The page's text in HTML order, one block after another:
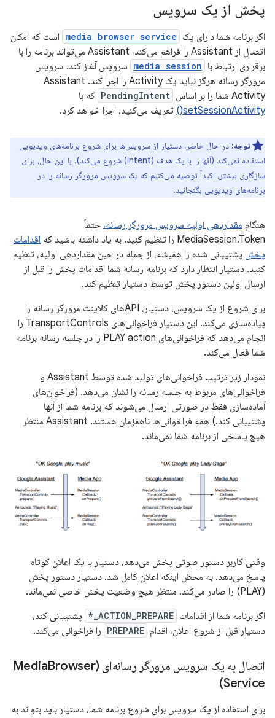
پخش از یک سرویس
اگر برنامه شما دارای یک media browser service است که امکان
اتصال از Assistant را فراهم می‌کند، Assistant می‌تواند برنامه را با
برقراری ارتباط با media session سرویس آغاز کند. سرویس
مرورگر رسانه هرگز نباید یک Activity را اجرا کند. Assistant
Activity شما را بر اساس
PendingIntent که با
setSessionActivity()
تعریف می‌کنید، اجرا خواهد کرد.
توجه: در حال حاضر، دستیار از سرویس‌ها برای شروع برنامه‌های ویدیویی
استفاده نمی‌کند (آنها را با یک هدف (intent) شروع می‌کند). با این حال، برای
سازگاری بیشتر، اکیداً توصیه می‌کنیم که یک سرویس مرورگر رسانه را در
برنامه‌های ویدیویی بگنجانید.
هنگام مقداردهی اولیه سرویس مرورگر رسانه، حتماً
MediaSession.Token را تنظیم کنید. به یاد داشته باشید که
اقدامات
پخش پشتیبانی شده را همیشه، از جمله در حین مقداردهی اولیه، تنظیم
کنید. دستیار انتظار دارد که برنامه رسانه شما اقدامات پخش را قبل از
ارسال اولین دستور پخش توسط دستیار تنظیم کند.
برای شروع از یک سرویس، دستیار، APIهای کلاینت مرورگر رسانه را
پیاده‌سازی می‌کند. این دستیار فراخوانی‌های TransportControls را
انجام می‌دهد که فراخوانی‌های PLAY action را در جلسه رسانه برنامه
شما فعال می‌کند.
نمودار زیر ترتیب فراخوانی‌های تولید شده توسط Assistant و
فراخوانی‌های مربوط به جلسه رسانه را نشان می‌دهد. (فراخوان‌های
آماده‌سازی فقط در صورتی ارسال می‌شوند که برنامه شما از آنها
پشتیبانی کند.) همه فراخوانی‌ها ناهمزمان هستند. Assistant منتظر
هیچ پاسخی از برنامه شما نمی‌ماند.
وقتی کاربر دستور صوتی پخش می‌دهد، دستیار با یک اعلان کوتاه
پاسخ می‌دهد. به محض اینکه اعلان کامل شد، دستیار دستور پخش
(PLAY) را صادر می‌کند. منتظر هیچ وضعیت پخش خاصی نمی‌ماند.
اگر برنامه شما از اقدامات ACTION_PREPARE_*
پشتیبانی کند،
دستیار قبل از شروع اعلان، اقدام PREPARE را فراخوانی می‌کند.
اتصال به یک سرویس مرورگر رسانه‌ای (MediaBrowser
Service)
برای استفاده از یک سرویس برای شروع برنامه شما، دستیار باید بتواند به